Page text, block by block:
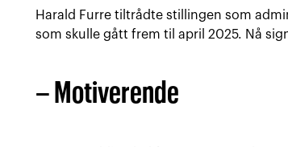
Harald Furre tiltrådte stillingen som
som skulle gått frem til april 2025. Nå
– Motiverende